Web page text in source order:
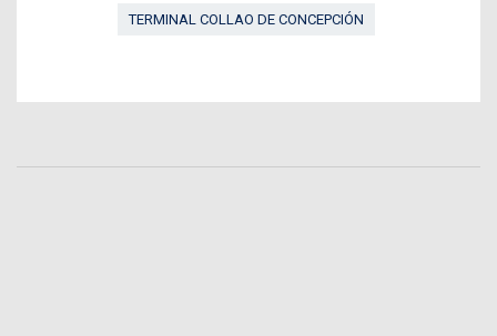
TERMINAL COLLAO DE CONCEPCIÓN